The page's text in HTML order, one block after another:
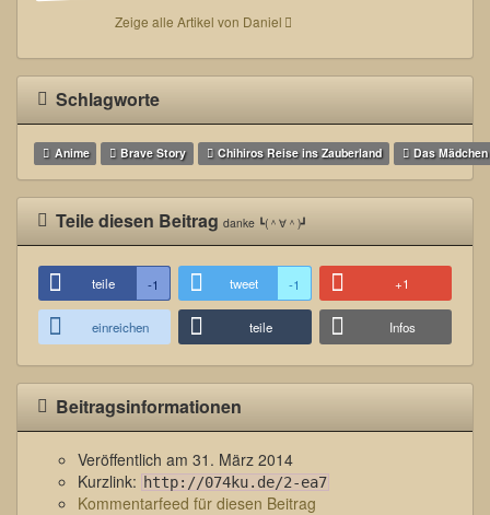
Zeige alle Artikel von Daniel
Schlagworte
Anime Brave Story Chihiros Reise ins Zauberland Das
Teile diesen Beitragdanke ┗(＾∀＾)┛
teile -1 tweet -1 +1
einreichen teile Infos
Beitragsinformationen
Veröffentlich am 31. März 2014
Kurzlink: http://074ku.de/2-ea7
Kommentarfeed für diesen Beitrag